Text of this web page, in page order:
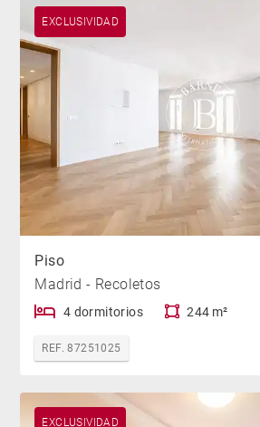
EXCLUSIVIDAD
Piso
Madrid - Recoletos
4 dormitorios 244 m²
REF. 87251025
EXCLUSIVIDAD